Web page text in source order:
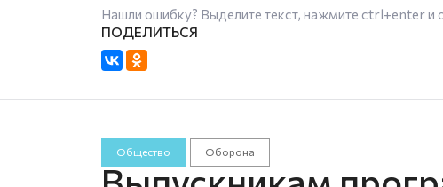
Нашли ошибку? Выделите текст, нажмите ctrl+enterи
Общество Оборона